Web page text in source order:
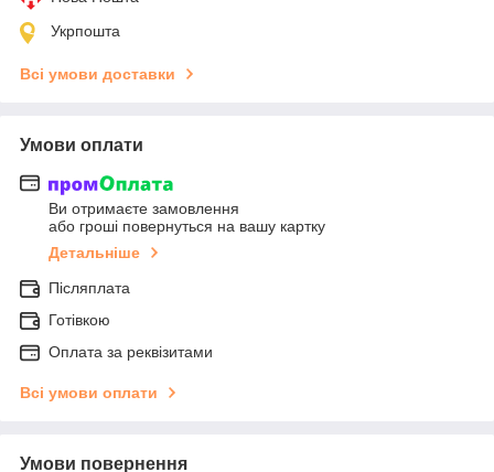
Укрпошта
Всі умови доставки
Умови оплати
Ви отримаєте замовлення
або гроші повернуться на вашу картку
Детальніше
Післяплата
Готівкою
Оплата за реквізитами
Всі умови оплати
Умови повернення